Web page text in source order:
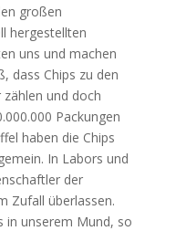
großen
hergestellten
uns und machen
dass Chips zu den
und doch
Packungen
haben die Chips
In Labors und
der
Zufall überlassen.
in unserem Mund, so